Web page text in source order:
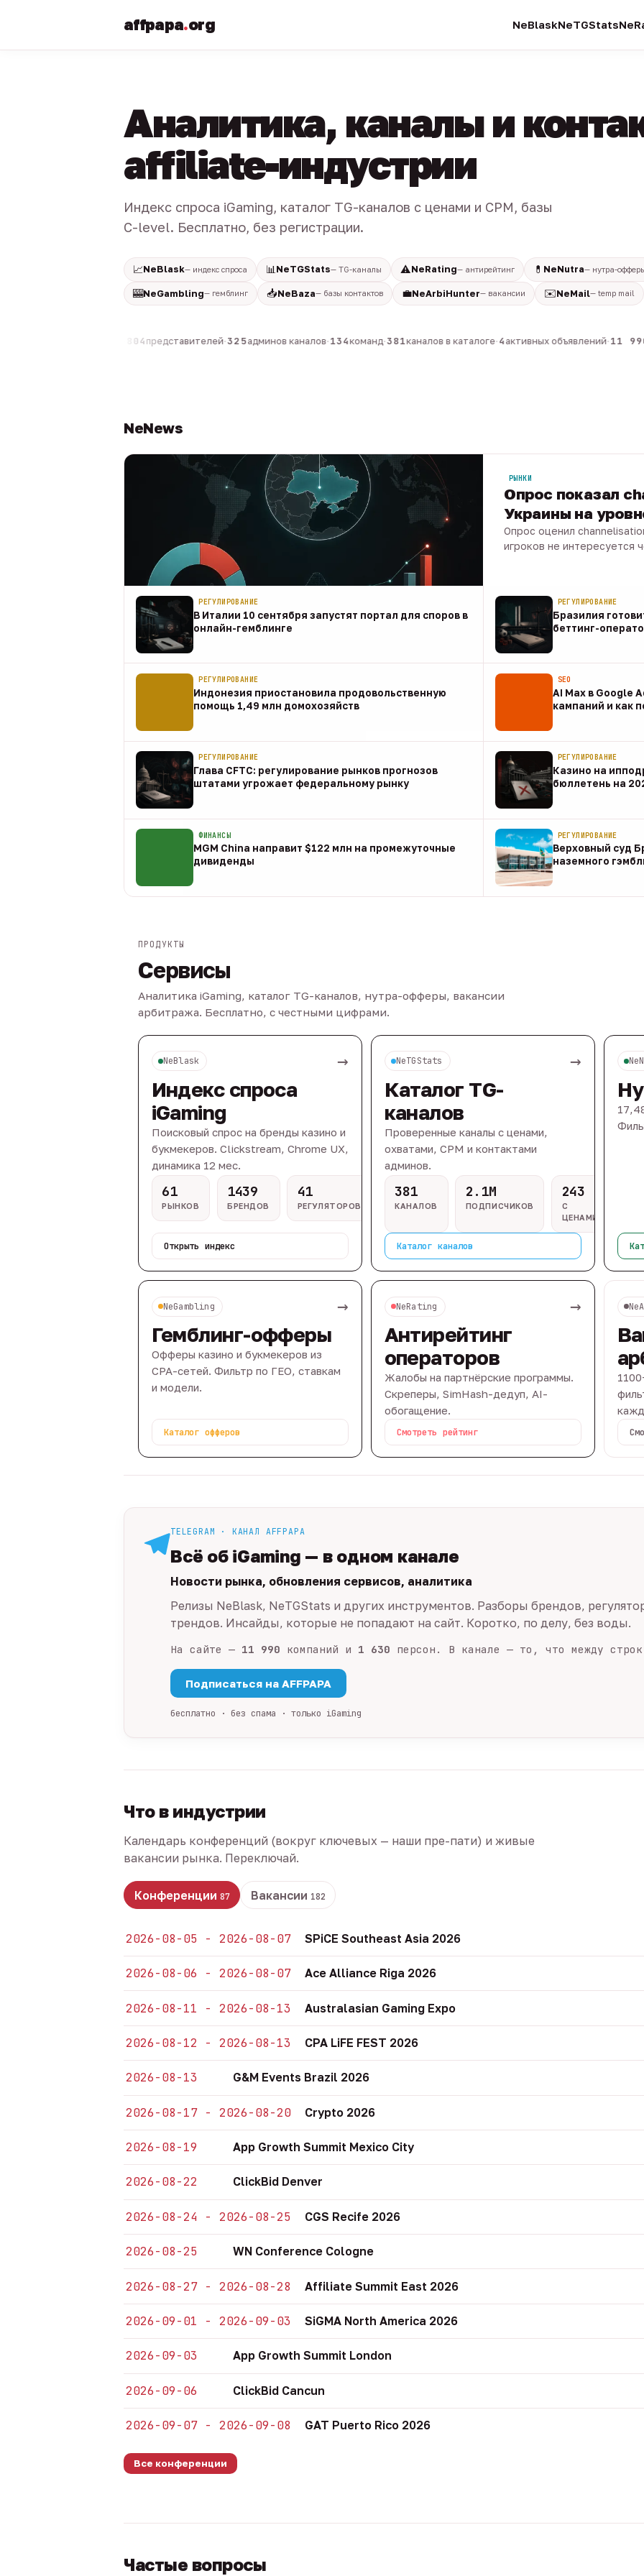
affpapa.org NeBlaskNeTGStats
Аналитика, каналы и
affiliate-индустрии
Индекс спроса iGaming, каталог TG-каналов с ценами и CPM, базы
C-level. Бесплатно, без регистрации.
📈NeBlask— индекс спроса 📊 NeTGStats— TG-каналы ⚠️NeRating— антирейтинг 💊 NeNutra— нутра-
🎰NeGambling— гемблинг 📥NeBaza— базы контактов 💼NeArbiHunter— вакансии ✉️NeMail— temp mail
804представителей·325админов каналов·134команд·381каналов в каталоге·4активных объявлений·11 990
NeNews
РЫНКИ
Опрос показал
Украины на
Опрос оценил
игроков не интересуется
РЕГУЛИРОВАНИЕ
В Италии 10 сентября запустят портал для споров в
онлайн-гемблинге
РЕГУЛИРОВАНИЕ
Бразилия
беттинг-
07 авг
РЕГУЛИРОВАНИЕ
Индонезия приостановила продовольственную
помощь 1,49 млн домохозяйств
SEO
AI Max в Google
кампаний и как
07 авг
РЕГУЛИРОВАНИЕ
Глава CFTC: регулирование рынков прогнозов
штатами угрожает федеральному рынку
РЕГУЛИРОВАНИЕ
Казино на
бюллетень на
07 авг
ФИНАНСЫ
MGM China направит $122 млн на промежуточные
дивиденды
РЕГУЛИРОВАНИЕ
Верховный суд
наземного
07 авг
ПРОДУКТЫ
Сервисы
Аналитика iGaming, каталог TG-каналов, нутра-офферы, вакансии
арбитража. Бесплатно, с честными цифрами.
NeBlask →
Индекс спроса
iGaming
Поисковый спрос на бренды казино и
букмекеров. Clickstream, Chrome UX,
динамика 12 мес.
61
РЫНКОВ
1439
БРЕНДОВ
41
РЕГУЛЯТОРОВ
Открыть индекс
NeTGStats →
Каталог TG-
каналов
Проверенные каналы с ценами,
охватами, CPM и контактами
админов.
381
КАНАЛОВ
2.1M
ПОДПИСЧИКОВ
243
С
ЦЕНАМИ
Каталог каналов
NeGambling →
Гемблинг-офферы
Офферы казино и букмекеров из
CPA-сетей. Фильтр по ГЕО, ставкам
и модели.
Каталог офферов
NeRating →
Антирейтинг
операторов
Жалобы на партнёрские программы.
Скреперы, SimHash-дедуп, AI-
обогащение.
Смотреть рейтинг
TELEGRAM · КАНАЛ AFFPAPA
Всё об iGaming — в одном канале
Новости рынка, обновления сервисов, аналитика
Релизы NeBlask, NeTGStats и других инструментов. Разборы брендов,
трендов. Инсайды, которые не попадают на сайт. Коротко, по делу, без воды.
На сайте — 11 990 компаний и 1 630 персон. В канале — то, что между
Подписаться на AFFPAPA
бесплатно · без спама · только iGaming
Что в индустрии
Календарь конференций (вокруг ключевых — наши пре-пати) и живые
вакансии рынка. Переключай.
Конференции 87 Вакансии 182
2026-08-05 - 2026-08-07 SPiCE Southeast Asia 2026
2026-08-06 - 2026-08-07 Ace Alliance Riga 2026
2026-08-11 - 2026-08-13 Australasian Gaming Expo
2026-08-12 - 2026-08-13 CPA LiFE FEST 2026
2026-08-13 G&M Events Brazil 2026
2026-08-17 - 2026-08-20 Crypto 2026
2026-08-19 App Growth Summit Mexico City
2026-08-22 ClickBid Denver
2026-08-24 - 2026-08-25 CGS Recife 2026
2026-08-25 WN Conference Cologne
2026-08-27 - 2026-08-28 Affiliate Summit East 2026
2026-09-01 - 2026-09-03 SiGMA North America 2026
2026-09-03 App Growth Summit London
2026-09-06 ClickBid Cancun
2026-09-07 - 2026-09-08 GAT Puerto Rico 2026
Все конференции
Частые вопросы